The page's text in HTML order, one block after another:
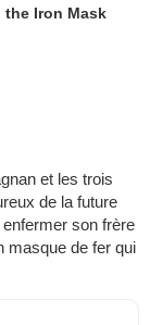
the Iron Mask
et les trois
de la future
son frère
masque de fer qui